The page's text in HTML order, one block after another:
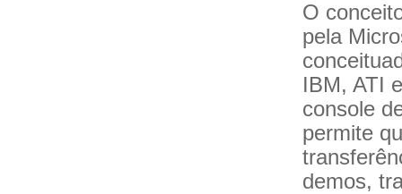
O
pela
IBM, ATI
console
permite
demos,